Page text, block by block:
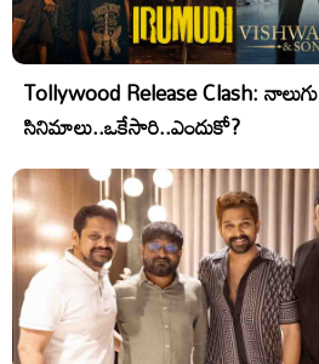
Tollywood Release Clash: నాలుగు
సినిమాలు..ఒకేసారి..ఎందుకో?